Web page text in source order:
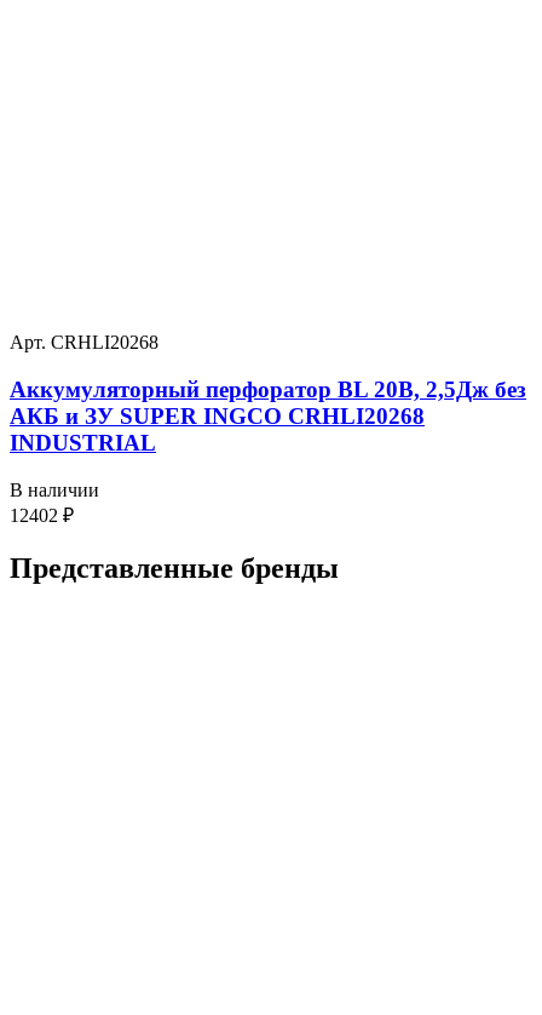
Арт. CRHLI20268
Аккумуляторный перфоратор BL 20В, 2,5Дж без
АКБ и ЗУ SUPER INGCO CRHLI20268
INDUSTRIAL
В наличии
12402 ₽
Представленные бренды